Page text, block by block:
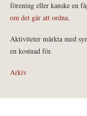
förening eller kanske en
om det går att ordna.
Aktiviteter märkta med
en kostnad för.
Arkiv